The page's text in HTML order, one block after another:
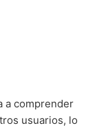
a comprender
usuarios, lo